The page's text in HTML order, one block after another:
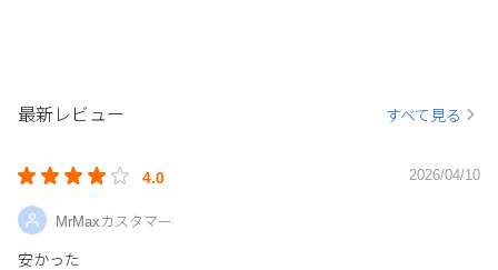
最新レビュー すべて見る
4.0 2026/04/10
MrMaxカスタマー
安かった